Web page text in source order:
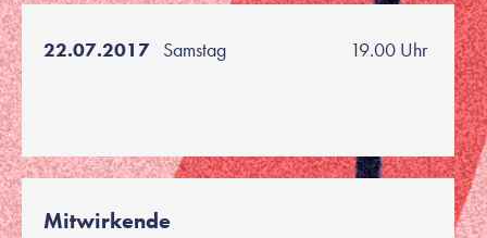
22.07.2017 Samstag 19.00 Uhr
Mitwirkende